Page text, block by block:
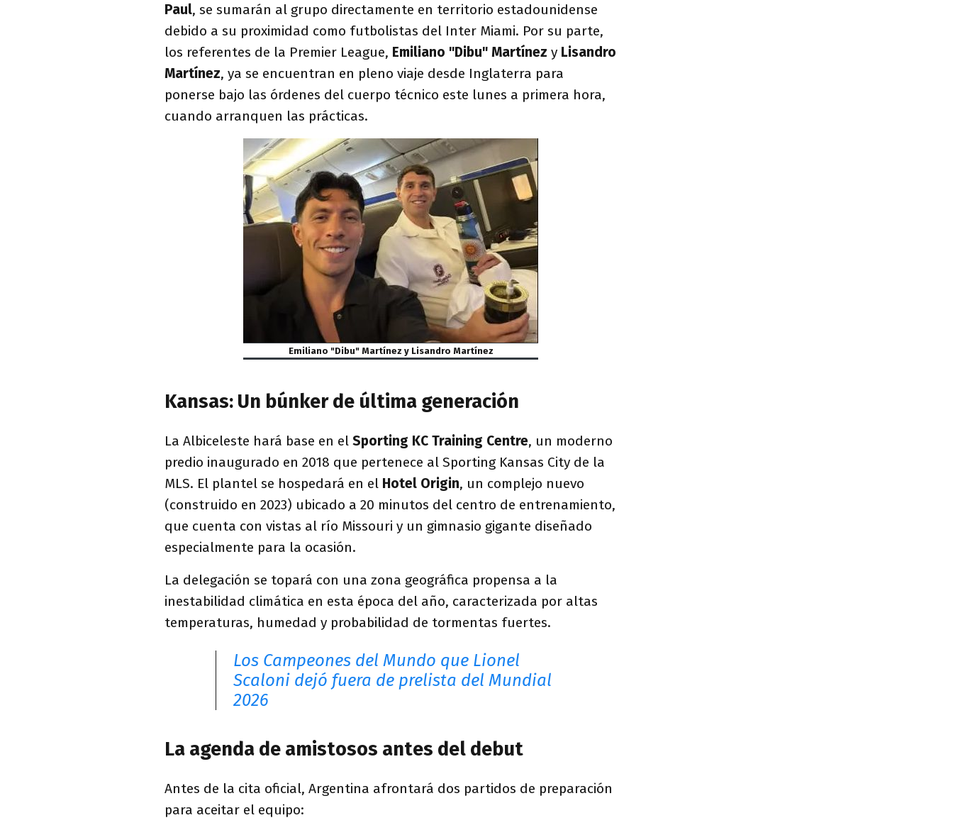
Paul, se sumarán al grupo directamente en territorio estadounidense
debido a su proximidad como futbolistas del Inter Miami. Por su parte,
los referentes de la Premier League, Emiliano "Dibu" Martínez y Lisandro
Martínez, ya se encuentran en pleno viaje desde Inglaterra para
ponerse bajo las órdenes del cuerpo técnico este lunes a primera hora,
cuando arranquen las prácticas.
Emiliano "Dibu" Martínez y Lisandro Martínez
Kansas: Un búnker de última generación
La Albiceleste hará base en el Sporting KC Training Centre, un moderno
predio inaugurado en 2018 que pertenece al Sporting Kansas City de la
MLS. El plantel se hospedará en el Hotel Origin, un complejo nuevo
(construido en 2023) ubicado a 20 minutos del centro de entrenamiento,
que cuenta con vistas al río Missouri y un gimnasio gigante diseñado
especialmente para la ocasión.
La delegación se topará con una zona geográfica propensa a la
inestabilidad climática en esta época del año, caracterizada por altas
temperaturas, humedad y probabilidad de tormentas fuertes.
Los Campeones del Mundo que Lionel
Scaloni dejó fuera de prelista del Mundial
2026
La agenda de amistosos antes del debut
Antes de la cita oficial, Argentina afrontará dos partidos de preparación
para aceitar el equipo: